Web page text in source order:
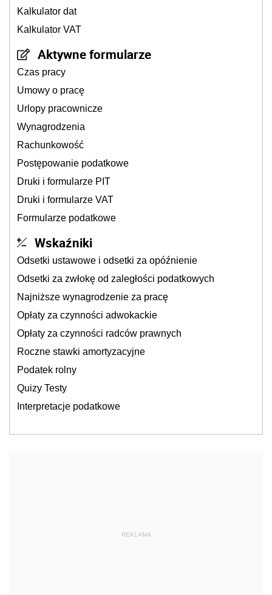
Kalkulator dat
Kalkulator VAT
Aktywne formularze
Czas pracy
Umowy o pracę
Urlopy pracownicze
Wynagrodzenia
Rachunkowość
Postępowanie podatkowe
Druki i formularze PIT
Druki i formularze VAT
Formularze podatkowe
Wskaźniki
Odsetki ustawowe i odsetki za opóźnienie
Odsetki za zwłokę od zaległości podatkowych
Najniższe wynagrodzenie za pracę
Opłaty za czynności adwokackie
Opłaty za czynności radców prawnych
Roczne stawki amortyzacyjne
Podatek rolny
Quizy Testy
Interpretacje podatkowe
REKLAMA